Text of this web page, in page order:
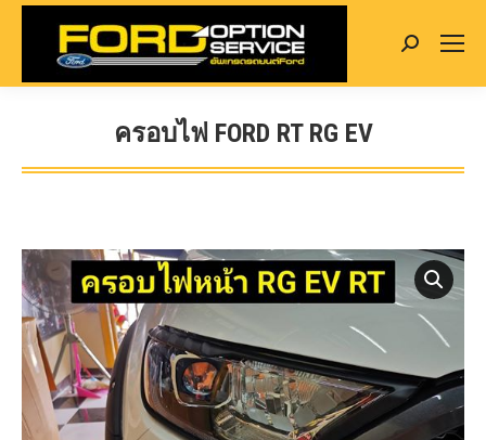
Search:
ครอบไฟ FORD RT RG EV
You are here: